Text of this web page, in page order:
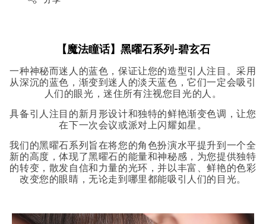
【魔法瞳话】黑曜石系列-碧玄石
一种神秘而迷人的蓝色，保证让您的造型引人注目。采用
从深沉的蓝色，渐变到迷人的淡天蓝色，它们一定会吸引
人们的眼光，迷住所有注视您目光的人。
具备引人注目的新月形设计和独特的鲜艳渐变色调，让您
在下一次会议或派对上闪耀如星。
我们的黑曜石系列旨在将您的角色扮演水平提升到一个全
新的高度，体现了黑曜石的能量和神秘感，为您提供独特
的转变，散发自信和力量的光环，并以丰富、鲜艳的色彩
改变您的眼睛，无论走到哪里都能吸引人们的目光。